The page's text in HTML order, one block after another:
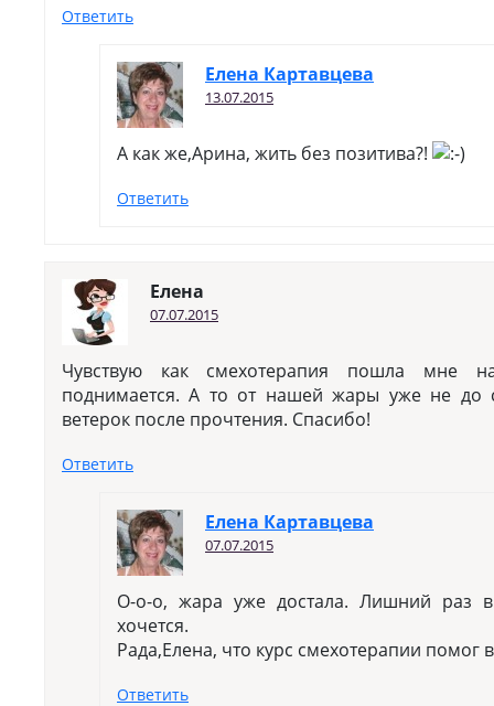
Ответить
Елена Картавцева
13.07.2015
А как же,Арина, жить без позитива?!
Ответить
Елена
07.07.2015
Чувствую как смехотерапия пошла мне
поднимается. А то от нашей жары уже не до
ветерок после прочтения. Спасибо!
Ответить
Елена Картавцева
07.07.2015
О-о-о, жара уже достала. Лишний раз
хочется.
Рада,Елена, что курс смехотерапии помог
Ответить